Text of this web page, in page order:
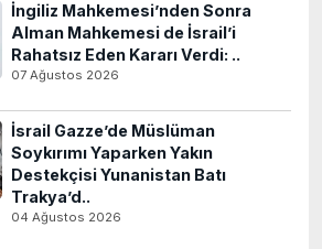
İngiliz Mahkemesi’nden Sonra
Alman Mahkemesi de İsrail’i
Rahatsız Eden Kararı Verdi: ..
07 Ağustos 2026
İsrail Gazze’de Müslüman
Soykırımı Yaparken Yakın
Destekçisi Yunanistan Batı
Trakya’d..
04 Ağustos 2026